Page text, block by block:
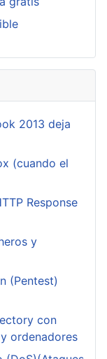
2013 deja
(cuando el
Response
y
(Pentest)
con
ordenadores